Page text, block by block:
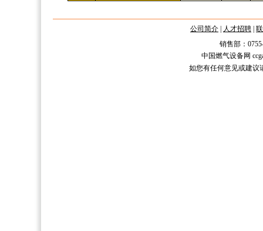
公司简介 人才招聘
销售部：
中国燃气设备网
如您有任何意见或建议